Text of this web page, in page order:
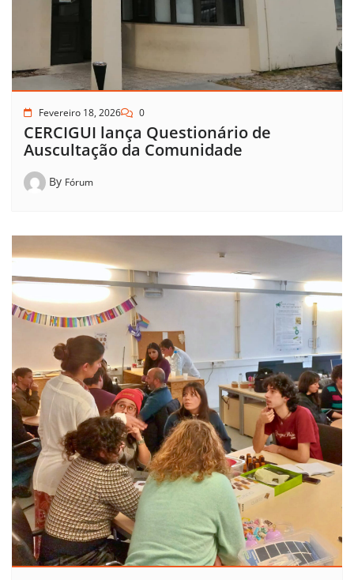
Fevereiro 18, 2026 0
CERCIGUI lança Questionário de
Auscultação da Comunidade
By Fórum